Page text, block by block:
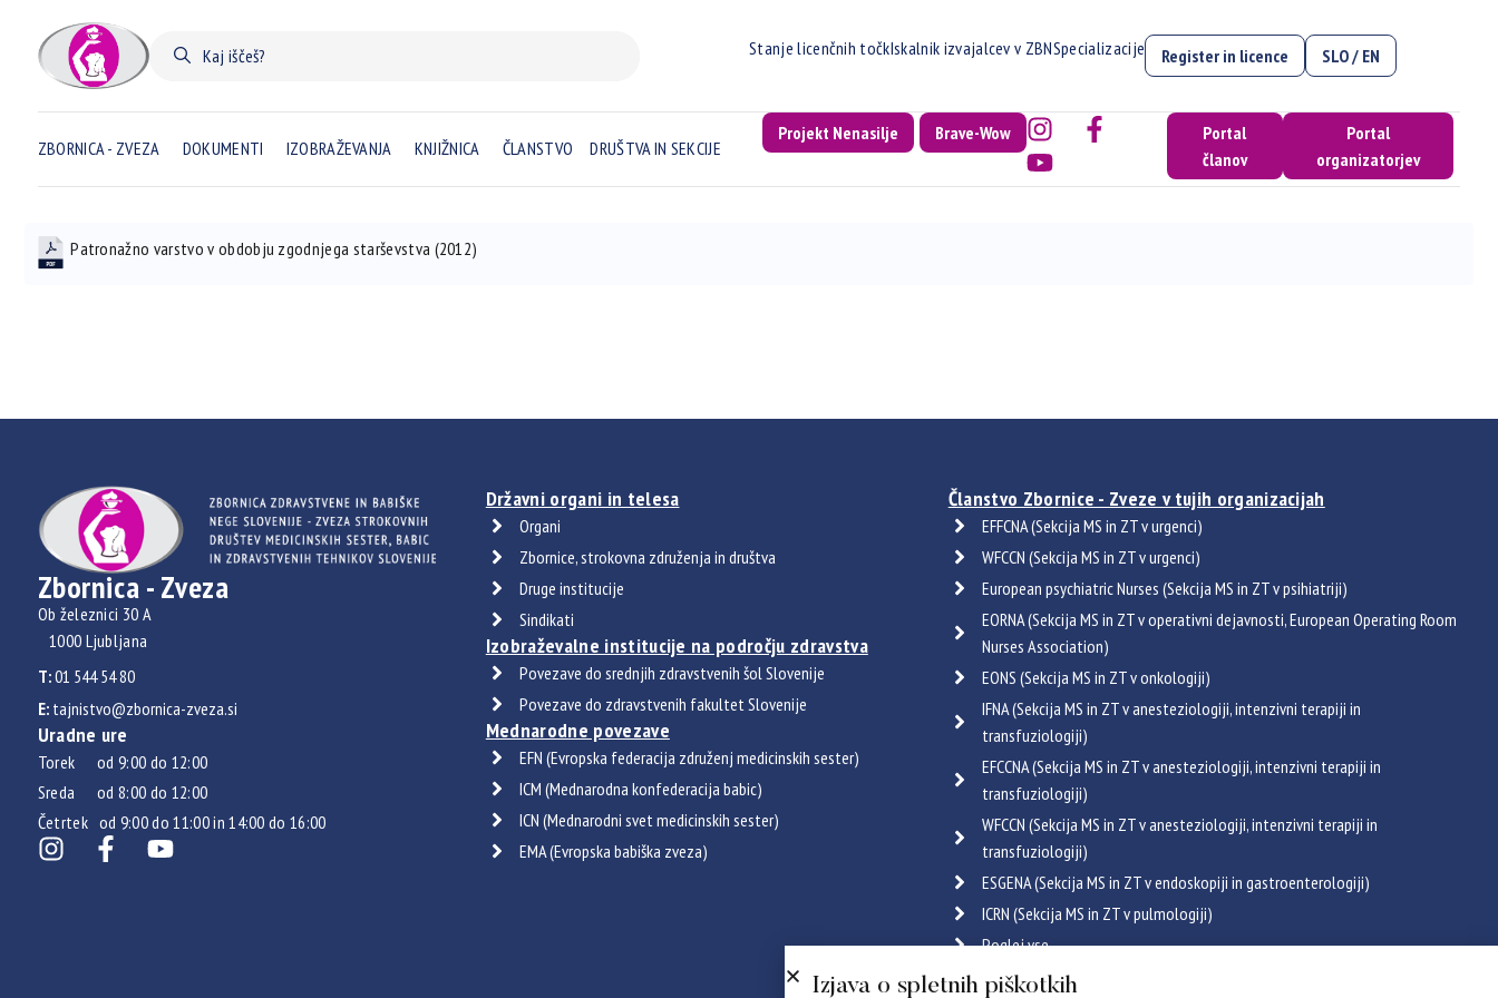
Stanje licenčnih točkIskalnik izvajalcev v ZBNSpecializacije Register in licence SLO / EN
ZBORNICA - ZVEZA DOKUMENTI IZOBRAŽEVANJA KNJIŽNICA ČLANSTVO DRUŠTVA IN SEKCIJE
Projekt Nenasilje Brave-Wow
Portal
članov
Portal
organizatorjev
Patronažno varstvo v obdobju zgodnjega starševstva (2012)
Zbornica - Zveza
Ob železnici 30 A
1000 Ljubljana
T:01 544 54 80
E:tajnistvo@zbornica-zveza.si
Uradne ure
Torek od 9:00 do 12:00
Sreda od 8:00 do 12:00
Četrtek od 9:00 do 11:00 in 14:00 do 16:00
Državni organi in telesa
Organi
Zbornice, strokovna združenja in društva
Druge institucije
Sindikati
Izobraževalne institucije na področju zdravstva
Povezave do srednjih zdravstvenih šol Slovenije
Povezave do zdravstvenih fakultet Slovenije
Mednarodne povezave
EFN (Evropska federacija združenj medicinskih sester)
ICM (Mednarodna konfederacija babic)
ICN (Mednarodni svet medicinskih sester)
EMA (Evropska babiška zveza)
Članstvo Zbornice - Zveze v tujih organizacijah
EFFCNA (Sekcija MS in ZT v urgenci)
WFCCN (Sekcija MS in ZT v urgenci)
European psychiatric Nurses (Sekcija MS in ZT v psihiatriji)
EORNA (Sekcija MS in ZT v operativni dejavnosti, European Operating Room
Nurses Association)
EONS (Sekcija MS in ZT v onkologiji)
IFNA (Sekcija MS in ZT v anesteziologiji, intenzivni terapiji in
transfuziologiji)
EFCCNA (Sekcija MS in ZT v anesteziologiji, intenzivni terapiji in
transfuziologiji)
WFCCN (Sekcija MS in ZT v anesteziologiji, intenzivni terapiji in
transfuziologiji)
ESGENA (Sekcija MS in ZT v endoskopiji in gastroenterologiji)
ICRN (Sekcija MS in ZT v pulmologiji)
Poglej vse
Certifikati
Izjava o spletnih piškotkih